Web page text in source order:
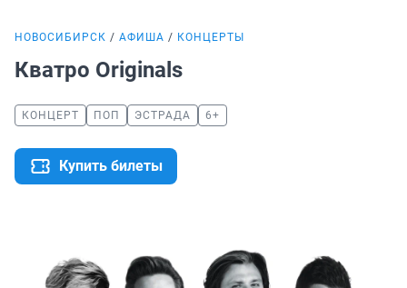
НОВОСИБИРСК АФИША КОНЦЕРТЫ
Кватро Originals
КОНЦЕРТ ПОП ЭСТРАДА 6+
Купить билеты